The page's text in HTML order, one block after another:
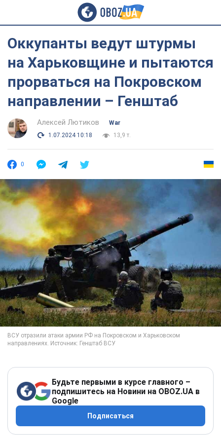
Оккупанты ведут штурмы
на Харьковщине и пытаются
прорваться на Покровском
направлении – Генштаб
Алексей Лютиков
War
1.07.2024 10:18
13,9 т.
0
Будьте первыми в курсе главного –
подпишитесь на Новини на OBOZ.UA в
Google
Подписаться